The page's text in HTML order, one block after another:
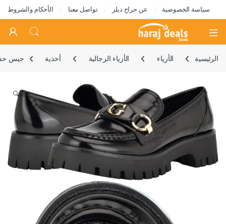
سياسة الخصوصية عن حراج ديلز تواصل معنا الأحكام والشروط
Open
الرئيسية الأزياء الأزياء الرجالية أحذية جيس
🔍